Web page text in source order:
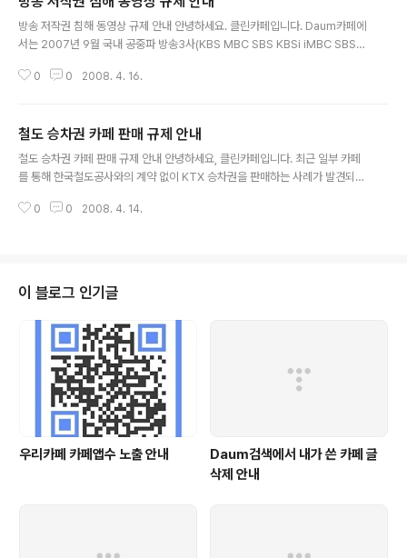
방송 저작권 침해 동영상 규제 안내 안녕하세요. 클린카페입니다. Daum카페에
서는 2007년 9월 국내 공중파 방송3사(KBS MBC SBS KBSi iMBC SBSi)
방송사 저작권 보호를 위해 협의된 규제 내용을 실행하며 콘텐츠 저작권에 대한
0 0 2008. 4. 16.
철도 승차권 카페 판매 규제 안내
철도 승차권 카페 판매 규제 안내 안녕하세요, 클린카페입니다. 최근 일부 카페
를 통해 한국철도공사와의 계약 없이 KTX 승차권을 판매하는 사례가 발견되고
와 승차권 판매 계약을 체결한 사실이 없으며, 개인간 판매나 ..
0 0 2008. 4. 14.
이 블로그 인기글
우리카페 카페앱수 노출 안내
Daum검색에서 내가 쓴 카페 글
삭제 안내